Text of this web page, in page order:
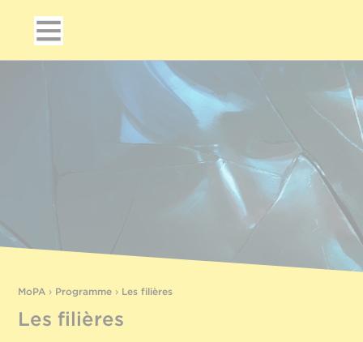
MoPA › Programme › Les filières
Les filières